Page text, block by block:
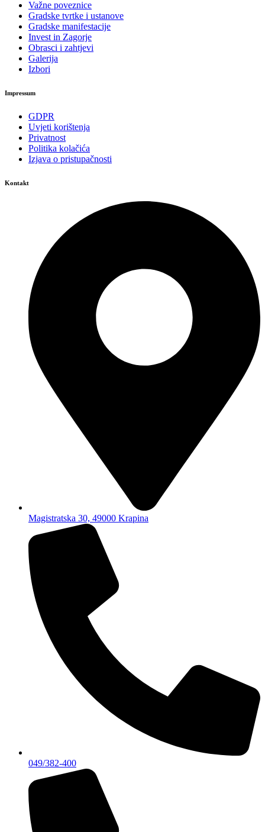
Važne poveznice
Gradske tvrtke i ustanove
Gradske manifestacije
Invest in Zagorje
Obrasci i zahtjevi
Galerija
Izbori
Impressum
GDPR
Uvjeti korištenja
Privatnost
Politika kolačića
Izjava o pristupačnosti
Kontakt
Magistratska 30, 49000 Krapina
049/382-400